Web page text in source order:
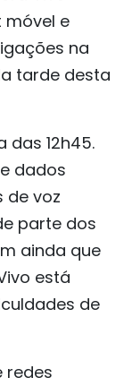
móvel e
na
tarde desta
12h45.
dados
de voz
parte dos
ainda que
está
de
redes